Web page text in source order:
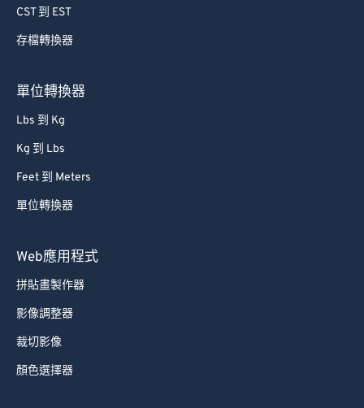
CST 到 EST
存檔轉換器
單位轉換器
Lbs 到 Kg
Kg 到 Lbs
Feet 到 Meters
單位轉換器
Web應用程式
拼貼畫製作器
影像調整器
裁切影像
顏色選擇器